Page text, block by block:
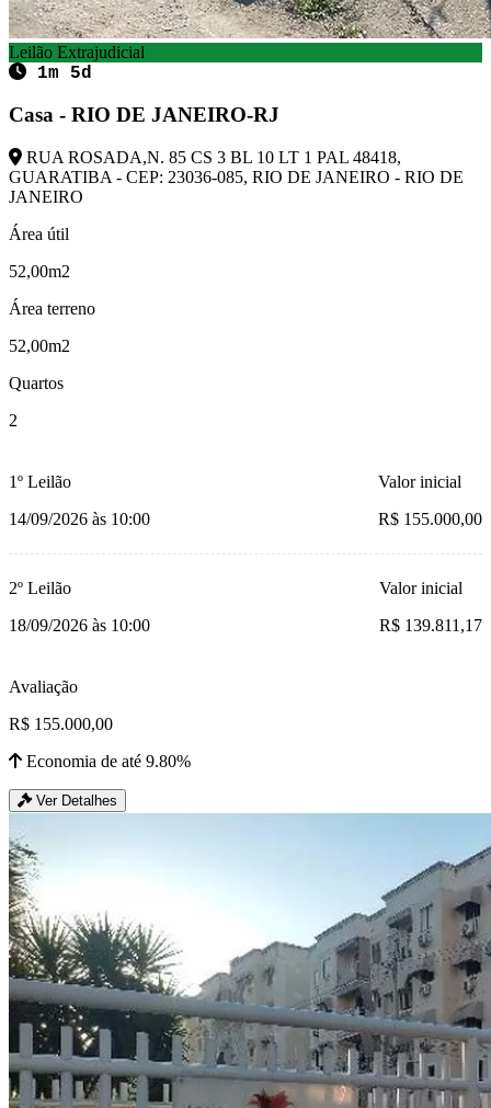
Leilão Extrajudicial
1m 5d
Casa - RIO DE JANEIRO-RJ
RUA ROSADA,N. 85 CS 3 BL 10 LT 1 PAL 48418,
GUARATIBA - CEP: 23036-085, RIO DE JANEIRO - RIO DE
JANEIRO
Área útil
52,00m2
Área terreno
52,00m2
Quartos
2
1º Leilão
14/09/2026 às 10:00
Valor inicial
R$ 155.000,00
2º Leilão
18/09/2026 às 10:00
Valor inicial
R$ 139.811,17
Avaliação
R$ 155.000,00
Economia de até 9.80%
Ver Detalhes